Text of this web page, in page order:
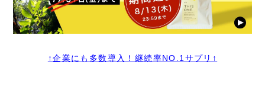
↑企業にも多数導入！継続率NO.1サプリ↑